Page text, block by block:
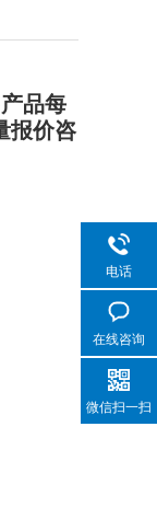
品每
报价咨
电话
在线咨询
微信扫一扫